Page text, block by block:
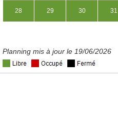
28 29 30 31
Planning mis à jour le 19/06/2026